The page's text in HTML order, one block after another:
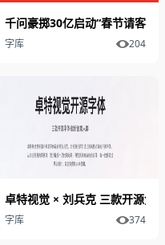
2套可商用手写字体
千问豪掷30亿启动“春节请客计
字库 204
卓特视觉 × 刘兵克 三款开源免
字库 374